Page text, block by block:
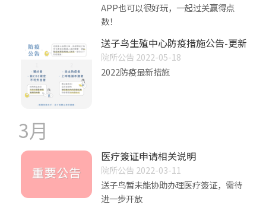
APP也可以很好玩，一起过关赢得点
数！
送子鸟生殖中心防疫措施公告-更新
院所公告 2022-05-18
2022防疫最新措施
3月
医疗簽证申请相关说明
院所公告 2022-03-11
送子鸟暂未能协助办理医疗簽证，需待
进一步开放